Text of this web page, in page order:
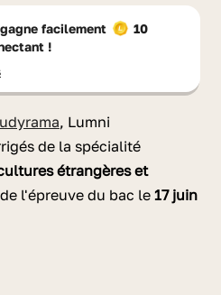
facilement
10
!
, Lumni
de la spécialité
étrangères et
l'épreuve du bac le 17 juin